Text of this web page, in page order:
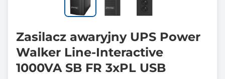
Zasilacz awaryjny UPS Power
Walker Line-Interactive
1000VA SB FR 3xPL USB